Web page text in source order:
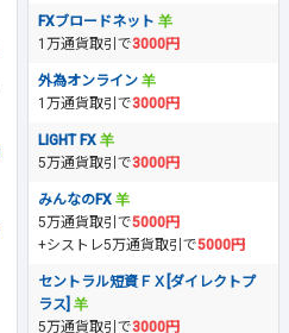
FXブロードネット
1万通貨取引で3000円
外為オンライン
1万通貨取引で3000円
LIGHT FX
5万通貨取引で3000円
みんなのFX
5万通貨取引で5000円
+シストレ5万通貨取引で5000円
セントラル短資ＦＸ[ダイレクトプ
ラス]
5万通貨取引で3000円